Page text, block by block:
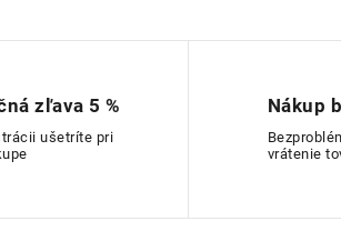
zľava 5 %
ušetríte pri
Nákup
vrátenie